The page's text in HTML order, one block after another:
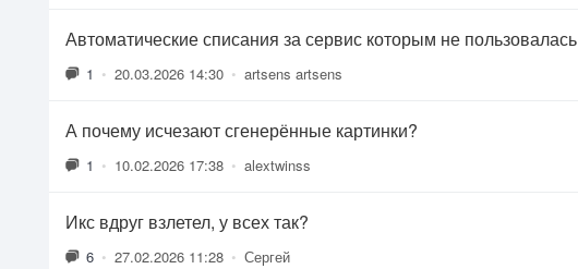
Автоматические списания за сервис которым не пользовалась
1 • 20.03.2026 14:30 • artsens artsens
А почему исчезают сгенерённые картинки?
1 • 10.02.2026 17:38 • alextwinss
Икс вдруг взлетел, у всех так?
6 • 27.02.2026 11:28 • Сергей